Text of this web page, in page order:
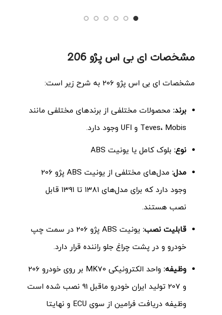
مشخصات ای بی اس پژو 206
مشخصات ای بی اس پژو 206 به شرح زیر است:
برند: محصولات مختلفی از برندهای مختلفی مانند
Teves، Mobis و UFI وجود دارد.
نوع: بلوک کامل یا یونیت ABS
مدل:
مدل‌های مختلفی از یونیت ABS پژو 206
وجود دارد که برای مدل‌های ۱۳۸۱ تا ۱۳۹۱ قابل
نصب هستند.
قابلیت نصب:
یونیت ABS پژو 206 در سمت چپ
خودرو و در پشت چراغ جلو راننده قرار دارد.
وظیفه:
واحد الکترونیکی MK70 بر روی خودرو 206
و 207 تولید ایران خودرو ماقبل 91 نصب شده است
وظیفه دریافت فرامین از سوی ECU و نهایتا